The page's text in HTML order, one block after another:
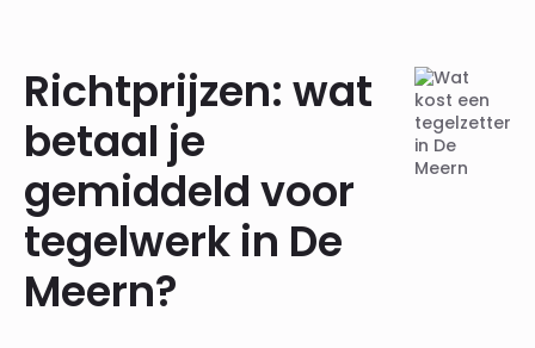
Richtprijzen: wat
betaal je
gemiddeld voor
tegelwerk in De
Meern?